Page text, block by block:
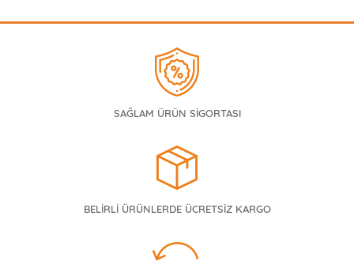
SAĞLAM ÜRÜN SİGORTASI
BELİRLİ ÜRÜNLERDE ÜCRETSİZ KARGO